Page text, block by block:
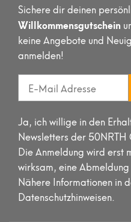
Sichere dir deinen
Willkommensgutschein
keine Angebote und
anmelden!
Ja, ich willige in den
Newsletters der
Die Anmeldung wird erst
wirksam, eine
Nähere Informationen in
Datenschutzhinweisen.